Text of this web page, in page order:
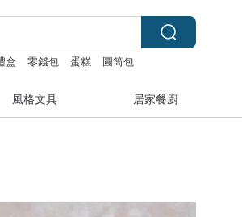
盒 零錢包 蛋糕 圓筒包
風格文具 居家餐廚